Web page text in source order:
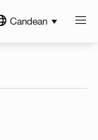
Candean